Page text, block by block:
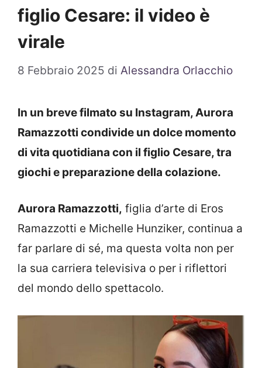
figlio Cesare: il video è
virale
8 Febbraio 2025 di Alessandra Orlacchio
In un breve filmato su Instagram, Aurora
Ramazzotti condivide un dolce momento
di vita quotidiana con il figlio Cesare, tra
giochi e preparazione della colazione.
Aurora Ramazzotti, figlia d’arte di Eros
Ramazzotti e Michelle Hunziker, continua a
far parlare di sé, ma questa volta non per
la sua carriera televisiva o per i riflettori
del mondo dello spettacolo.